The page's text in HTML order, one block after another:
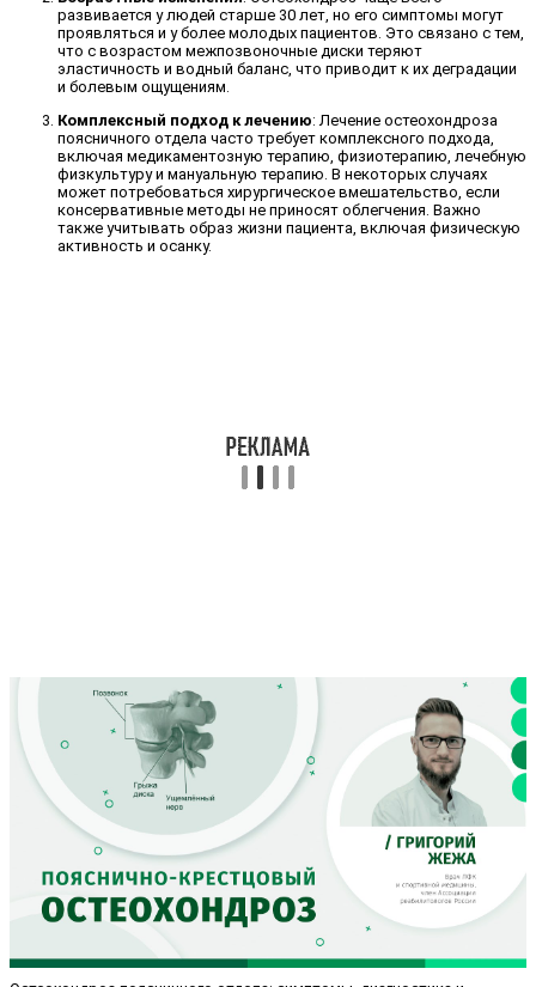
развивается у людей старше 30 лет, но его симптомы могут
проявляться и у более молодых пациентов. Это связано с тем,
что с возрастом межпозвоночные диски теряют
эластичность и водный баланс, что приводит к их деградации
и болевым ощущениям.
Комплексный подход к лечению: Лечение остеохондроза
поясничного отдела часто требует комплексного подхода,
включая медикаментозную терапию, физиотерапию, лечебную
физкультуру и мануальную терапию. В некоторых случаях
может потребоваться хирургическое вмешательство, если
консервативные методы не приносят облегчения. Важно
также учитывать образ жизни пациента, включая физическую
активность и осанку.